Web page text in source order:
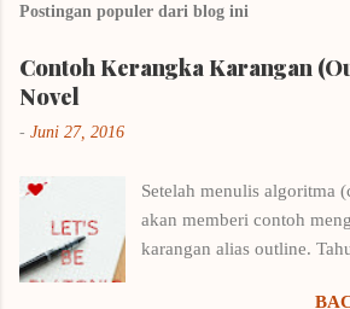
Postingan populer dari blog ini
Contoh Kerangka Karangan
Novel
- Juni 27, 2016
Setelah menulis algoritma
akan memberi contoh
karangan alias outline.